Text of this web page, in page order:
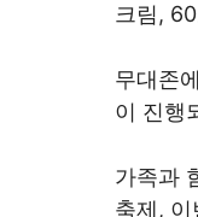
크림,
무대존
이 진행
가족과
축제,